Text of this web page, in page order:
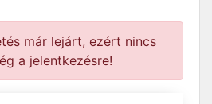
már lejárt, ezért nincs
a jelentkezésre!